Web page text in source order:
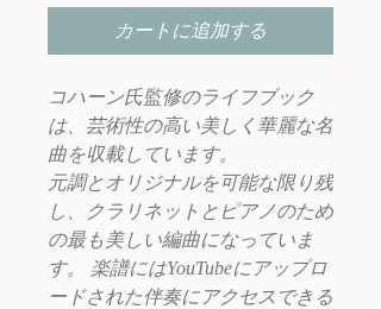
カートに追加する
コハーン氏監修のライフブック
は、芸術性の高い美しく華麗な名
曲を収載しています。
元調とオリジナルを可能な限り残
し、クラリネットとピアノのため
の最も美しい編曲になっていま
す。 楽譜にはYouTubeにアップロ
ードされた伴奏にアクセスできる